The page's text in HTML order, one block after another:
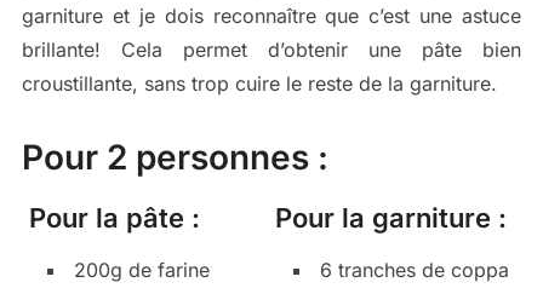
garniture et je dois reconnaître que c’est une astuce
brillante! Cela permet d’obtenir une pâte bien
croustillante, sans trop cuire le reste de la garniture.
Pour 2 personnes :
Pour la pâte :
200g de farine
Pour la garniture :
6 tranches de coppa